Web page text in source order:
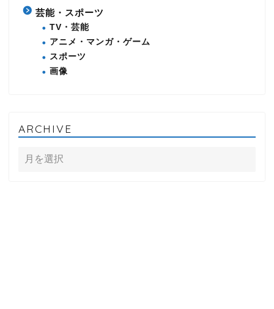
芸能・スポーツ
TV・芸能
アニメ・マンガ・ゲーム
スポーツ
画像
ARCHIVE